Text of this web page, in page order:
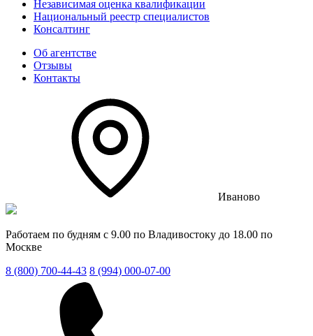
Независимая оценка квалификации
Национальный реестр специалистов
Консалтинг
Об агентстве
Отзывы
Контакты
Иваново
Работаем по будням с 9.00 по Владивостоку до 18.00 по
Москве
8 (800) 700-44-43 8 (994) 000-07-00